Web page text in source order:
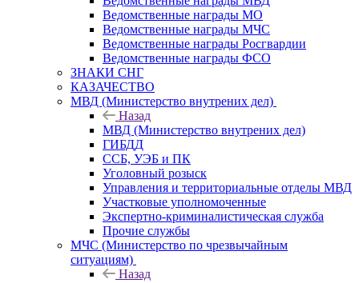
Ведомственные награды МО
Ведомственные награды МЧС
Ведомственные награды Росгвардии
Ведомственные награды ФСО
ЗНАКИ СНГ
КАЗАЧЕСТВО
МВД (Министерство внутрених дел)
Назад
МВД (Министерство внутрених дел)
ГИБДД
ССБ, УЭБ и ПК
Уголовный розыск
Управления и территориальные отделы МВД
Участковые уполномоченные
Экспертно-криминалистическая служба
Прочие службы
МЧС (Министерство по чрезвычайным
ситуациям)
Назад